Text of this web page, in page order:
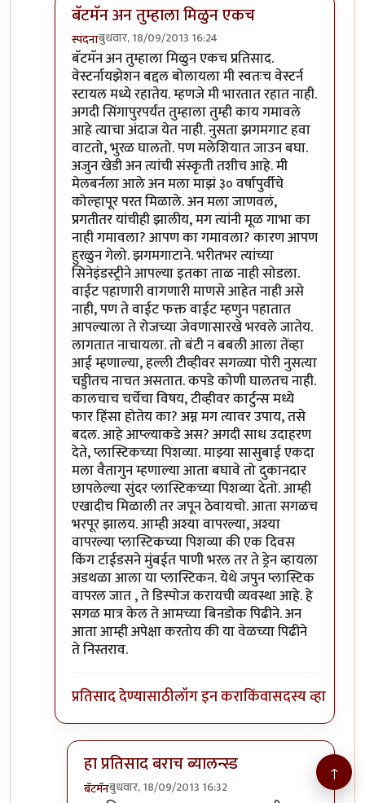
बॅटमॅन अन तुम्हाला मिळुन एकच
स्पंदनाबुधवार, 18/09/2013 16:24
In reply to±१byदादा कोंडके
बॅटमॅन अन तुम्हाला मिळुन एकच प्रतिसाद.
वेस्टर्नायझेशन बद्दल बोलायला मी स्वतःच वेस्टर्न
स्टायल मध्ये रहातेय. म्हणजे मी भारतात रहात नाही.
अगदी सिंगापुरपर्यंत तुम्हाला तुम्ही काय गमावले
आहे त्याचा अंदाज येत नाही. नुसता झगमगाट हवा
वाटतो, भुरळ घालतो. पण मलेशियात जाउन बघा.
अजुन खेडी अन त्यांची संस्कृती तशीच आहे. मी
मेलबर्नला आले अन मला माझं ३० वर्षापुर्वीचे
कोल्हापूर परत मिळाले. अन मला जाणवलं,
प्रगतीतर यांचीही झालीय, मग त्यांनी मूळ गाभा का
नाही गमावला? आपण का गमावला? कारण आपण
हुरळुन गेलो. झगमगाटाने. भरीतभर त्यांच्या
सिनेइंडस्ट्रीने आपल्या इतका ताळ नाही सोडला.
वाईट पहाणारी वागणारी माणसे आहेत नाही असे
नाही, पण ते वाईट फक्त वाईट म्हणुन पहातात
आपल्याला ते रोजच्या जेवणासारखे भरवले जातेय.
लागतात नाचायला. तो बंटी न बबली आला तेंव्हा
आई म्हणाल्या, हल्ली टीव्हीवर सगळ्या पोरी नुसत्या
चड्डीतच नाचत असतात. कपडे कोणी घालतच नाही.
कालचाच चर्चेचा विषय, टीव्हीवर कार्टुन्स मध्ये
फार हिंसा होतेय का? अम्न मग त्यावर उपाय, तसे
बदल. आहे आप्ल्याकडे अस? अगदी साध उदाहरण
देते, प्लास्टिकच्या पिशव्या. माझ्या सासुबाई एकदा
मला वैतागुन म्हणाल्या आता बघावे तो दुकानदार
छापलेल्या सुंदर प्लास्टिकच्या पिशव्या देतो. आम्ही
एखादीच मिळाली तर जपून ठेवायचो. आता सगळच
भरपूर झालय. आम्ही अश्या वापरल्या, अश्या
वापरल्या प्लास्टिकच्या पिशव्या की एक दिवस
किंग टाईडसने मुंबईत पाणी भरल तर ते ड्रेन व्हायला
अडथळा आला या प्लास्टिकन. येथे जपुन प्लास्टिक
वापरल जात , ते डिस्पोज करायची व्यवस्था आहे. हे
सगळ मात्र केल ते आमच्या बिनडोक पिढीने. अन
आता आम्ही अपेक्षा करतोय की या वेळच्या पिढीने
ते निस्तराव.
प्रतिसाद देण्यासाठीलॉग इन कराकिंवासदस्य व्हा
हा प्रतिसाद बराच ब्यालन्स्ड
बॅटमॅनबुधवार, 18/09/2013 16:32
↑